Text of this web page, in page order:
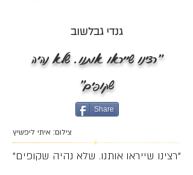
גנדי גבלשוב
"רצינו שייראו אותנו. שלא נהיה
שקופים"
Share
צילום: איתי ליפשיץ
"רצינו שייראו אותנו. שלא נהיה שקופים"